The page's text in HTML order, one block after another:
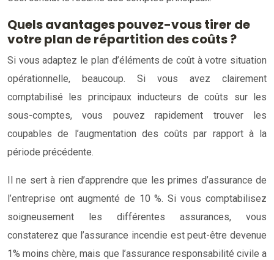
Quels avantages pouvez-vous tirer de
votre plan de répartition des coûts ?
Si vous adaptez le plan d’éléments de coût à votre situation
opérationnelle, beaucoup. Si vous avez clairement
comptabilisé les principaux inducteurs de coûts sur les
sous-comptes, vous pouvez rapidement trouver les
coupables de l’augmentation des coûts par rapport à la
période précédente.
Il ne sert à rien d’apprendre que les primes d’assurance de
l’entreprise ont augmenté de 10 %. Si vous comptabilisez
soigneusement les différentes assurances, vous
constaterez que l’assurance incendie est peut-être devenue
1% moins chère, mais que l’assurance responsabilité civile a